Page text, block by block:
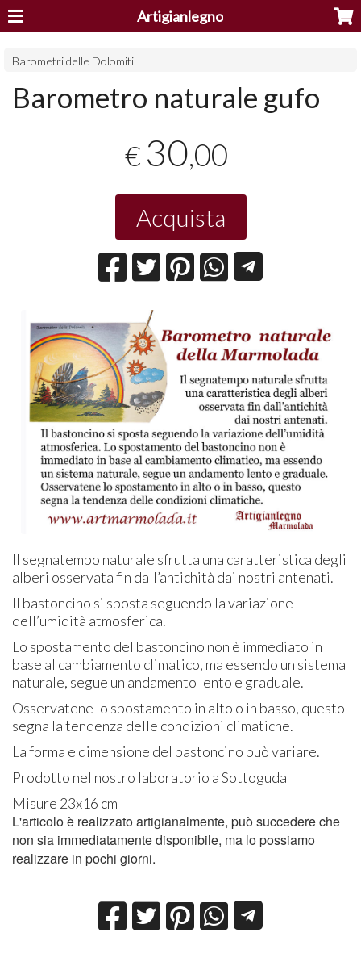
Artigianlegno
Barometri delle Dolomiti
Barometro naturale gufo
€ 30,00
Acquista
Il segnatempo naturale sfrutta una caratteristica degli
alberi osservata fin dall’antichità dai nostri antenati.
Il bastoncino si sposta seguendo la variazione
dell’umidità atmosferica.
Lo spostamento del bastoncino non è immediato in
base al cambiamento climatico, ma essendo un sistema
naturale, segue un andamento lento e graduale.
Osservatene lo spostamento in alto o in basso, questo
segna la tendenza delle condizioni climatiche.
La forma e dimensione del bastoncino può variare.
Prodotto nel nostro laboratorio a Sottoguda
Misure 23x16 cm
L'articolo è realizzato artigianalmente, può succedere che
non sia immediatamente disponibile, ma lo possiamo
realizzare in pochi giorni.